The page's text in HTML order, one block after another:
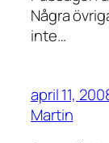
Några
inte…
april 11,
Martin